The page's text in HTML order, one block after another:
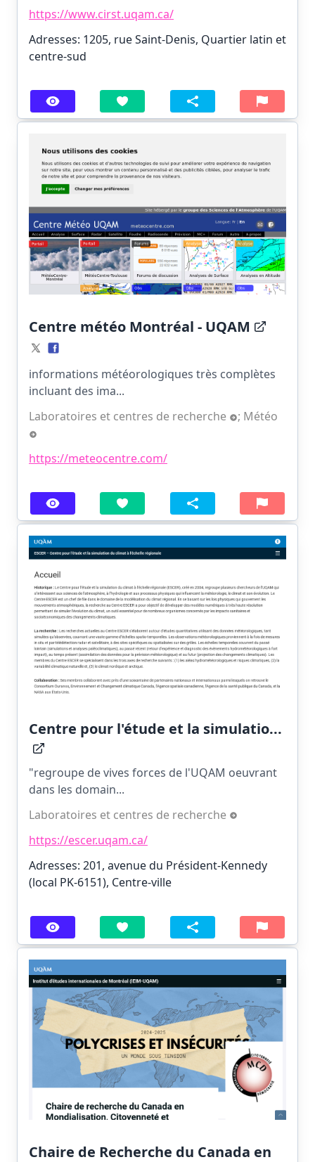
https://www.cirst.uqam.ca/
Adresses: 1205, rue Saint-Denis, Quartier latin et
centre-sud
Centre météo Montréal - UQAM
informations météorologiques très complètes
incluant des ima...
Laboratoires et centres de recherche
; Météo
https://meteocentre.com/
Centre pour l'étude et la simulatio...
"regroupe de vives forces de l'UQAM oeuvrant
dans les domain...
Laboratoires et centres de recherche
https://escer.uqam.ca/
Adresses: 201, avenue du Président-Kennedy
(local PK-6151), Centre-ville
Chaire de Recherche du Canada en